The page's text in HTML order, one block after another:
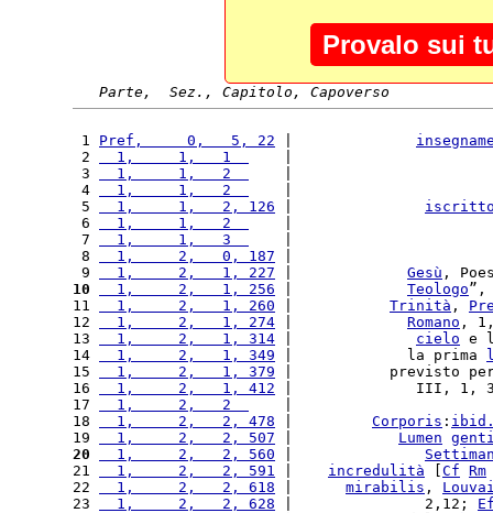
Provalo sui
Parte,  Sez., Capitolo, Capoverso
1 Pref,     0,   5, 22
2
  1,     1,   1
3
  1,     1,   2
4
  1,     1,   2
5
  1,     1,   2, 126
6
  1,     1,   2
7
  1,     1,   3
8
  1,     2,   0, 187
9
  1,     2,   1, 227
Gesù ,
10
  1,     2,   1, 256
Teologo
11
  1,     2,   1, 260
Trinità ,
12
  1,     2,   1, 274
Romano ,
13
  1,     2,   1, 314
cielo e
14
  1,     2,   1, 349
|             la prima
15
  1,     2,   1, 379
|           previsto
16
  1,     2,   1, 412
|              III, 1, 3,
17
  1,     2,   2
18
  1,     2,   2, 478
Corporis :
19
  1,     2,   2, 507
Lumen
20
  1,     2,   2, 560
21
  1,     2,   2, 591
incredulità Cf Rm
22
  1,     2,   2, 618
mirabilis ,
23
  1,     2,   2, 628
|               2,12;